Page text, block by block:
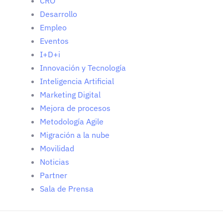
Desarrollo
Empleo
Eventos
I+D+i
Innovación y Tecnología
Inteligencia Artificial
Marketing Digital
Mejora de procesos
Metodología Agile
Migración a la nube
Movilidad
Noticias
Partner
Sala de Prensa